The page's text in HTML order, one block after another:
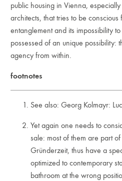
public housing in Vienna,
architects, that tries to be
entanglement and its impossibility
possessed of an unique possibility:
agency from within.
footnotes
See also: Georg Kolmayr:
Yet again one needs to
sale: most of them are part
Gründerzeit, thus have a
optimized to contemporary
bathroom at the wrong